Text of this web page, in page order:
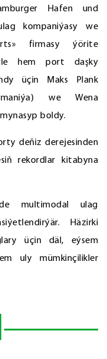
Hafen und
kompaniýasy we
firmasy ýörite
hem port daşky
üçin Maks Plank
we Wena
boldy.
deňiz derejesinden
rekordlar kitabyna
multimodal ulag
Häzirki
üçin däl, eýsem
uly mümkinçilikler